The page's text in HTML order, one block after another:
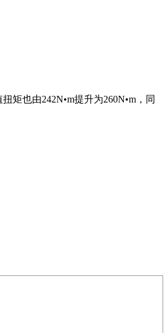
矩也由242N•m提升为260N•m，同